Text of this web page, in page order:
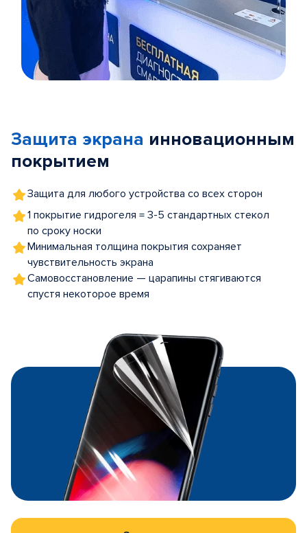
5
Защита экрана инновационным
покрытием
Защита для любого устройства со всех сторон
1 покрытие гидрогеля = 3-5 стандартных стекол
по сроку носки
Минимальная толщина покрытия сохраняет
чувствительность экрана
Самовосстановление — царапины стягиваются
спустя некоторое время